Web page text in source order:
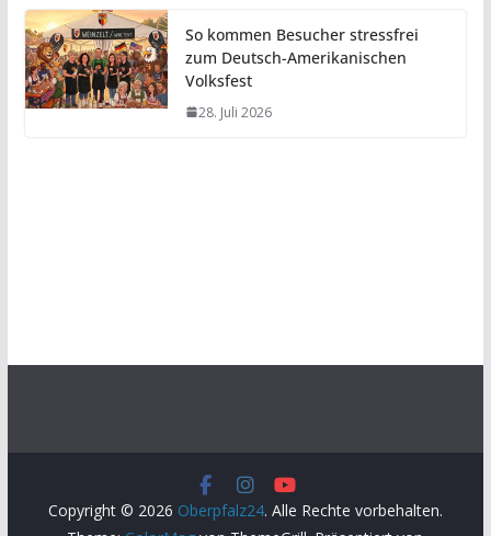
So kommen Besucher stressfrei
zum Deutsch-Amerikanischen
Volksfest
28. Juli 2026
Copyright © 2026 Oberpfalz24. Alle Rechte vorbehalten.